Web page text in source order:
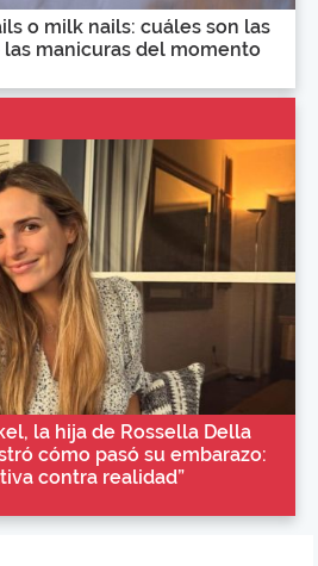
o milk nails: cuáles son las
manicuras del momento
la hija de Rossella Della
cómo pasó su embarazo:
contra realidad”